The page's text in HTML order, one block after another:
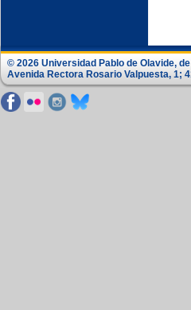
© 2026 Universidad Pablo de Olavide,
Avenida Rectora Rosario Valpuesta, 1;